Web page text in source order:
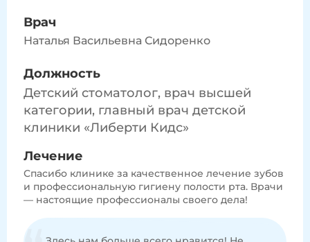
Врач
Наталья Васильевна Сидоренко
Должность
Детский стоматолог, врач высшей
категории, главный врач детской
клиники «Либерти Кидс»
Лечение
Спасибо клинике за качественное лечение зубов
и профессиональную гигиену полости рта. Врачи
— настоящие профессионалы своего дела!